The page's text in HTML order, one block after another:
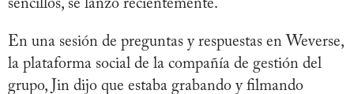
sencillos, se lanzó recientemente.
En una sesión de preguntas y respuestas en Weverse,
la plataforma social de la compañía de gestión del
grupo, Jin dijo que estaba grabando y filmando